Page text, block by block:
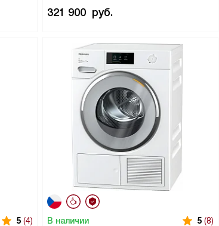
321 900 руб.
5 (4) В наличии 5 (8)